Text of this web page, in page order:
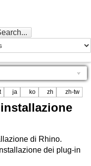
ja ko zh zh-tw
di Rhino.
dei plug-in